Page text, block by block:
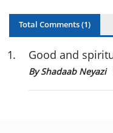
Total Comments (1)
1. Good and
By Shadaab Neyazi